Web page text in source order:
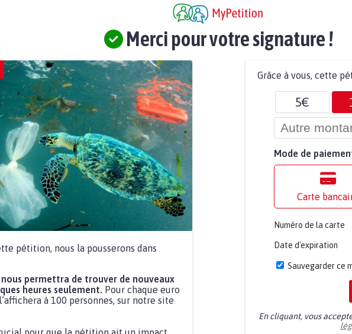
Merci pour votre signature !
pétition, nous la pousserons dans
permettra de trouver de nouveaux
heures seulement. Pour chaque euro
à 100 personnes, sur notre site
Grâce à vous, cette
5€
Mode de
Carte
Numéro de la carte
Date d'expiration
Sauvegarder ce
En cliquant, vous